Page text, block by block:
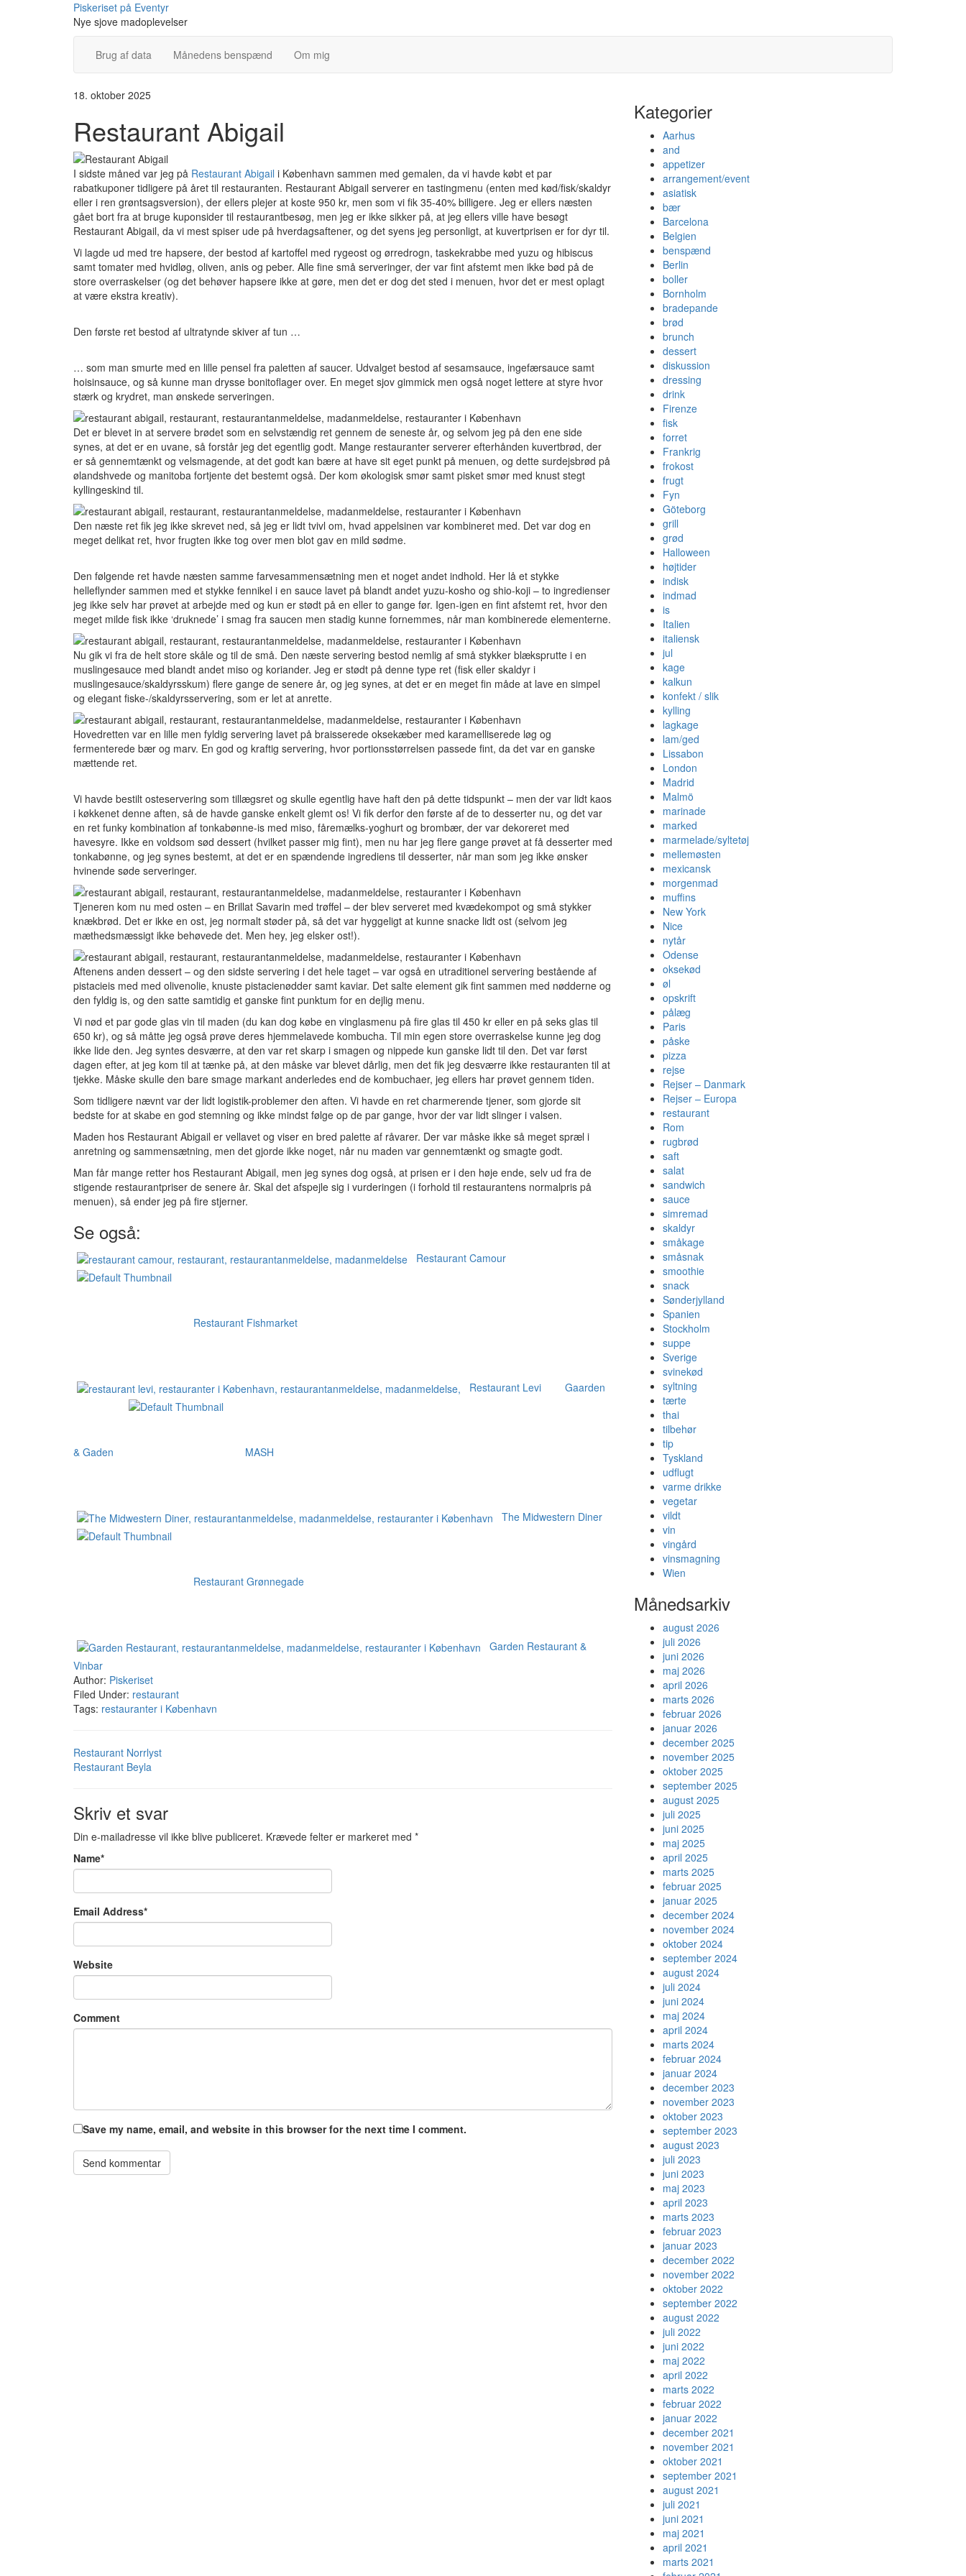
Piskeriset på Eventyr
Nye sjove madoplevelser
Brug af data Månedens benspænd Om mig
18. oktober 2025
Restaurant Abigail
I sidste måned var jeg på Restaurant Abigail i København sammen med gemalen, da vi havde købt et par
rabatkuponer tidligere på året til restauranten. Restaurant Abigail serverer en tastingmenu (enten med kød/fisk/skaldyr
eller i ren grøntsagsversion), der ellers plejer at koste 950 kr, men som vi fik 35-40% billigere. Jeg er ellers næsten
gået bort fra at bruge kuponsider til restaurantbesøg, men jeg er ikke sikker på, at jeg ellers ville have besøgt
Restaurant Abigail, da vi mest spiser ude på hverdagsaftener, og det syens jeg personligt, at kuvertprisen er for dyr til.
Vi lagde ud med tre hapsere, der bestod af kartoffel med rygeost og ørredrogn, taskekrabbe med yuzu og hibiscus
samt tomater med hvidløg, oliven, anis og peber. Alle fine små serveringer, der var fint afstemt men ikke bød på de
store overraskelser (og det behøver hapsere ikke at gøre, men det er dog det sted i menuen, hvor det er mest oplagt
at være ekstra kreativ).
Den første ret bestod af ultratynde skiver af tun …
… som man smurte med en lille pensel fra paletten af saucer. Udvalget bestod af sesamsauce, ingefærsauce samt
hoisinsauce, og så kunne man drysse bonitoflager over. En meget sjov gimmick men også noget lettere at styre hvor
stærk og krydret, man ønskede serveringen.
Det er blevet in at servere brødet som en selvstændig ret gennem de seneste år, og selvom jeg på den ene side
synes, at det er en uvane, så forstår jeg det egentlig godt. Mange restauranter serverer efterhånden kuvertbrød, der
er så gennemtænkt og velsmagende, at det godt kan bære at have sit eget punkt på menuen, og dette surdejsbrød på
ølandshvede og manitoba fortjente det bestemt også. Der kom økologisk smør samt pisket smør med knust stegt
kyllingeskind til.
Den næste ret fik jeg ikke skrevet ned, så jeg er lidt tvivl om, hvad appelsinen var kombineret med. Det var dog en
meget delikat ret, hvor frugten ikke tog over men blot gav en mild sødme.
Den følgende ret havde næsten samme farvesammensætning men et noget andet indhold. Her lå et stykke
helleflynder sammen med et stykke fennikel i en sauce lavet på blandt andet yuzu-kosho og shio-koji – to ingredienser
jeg ikke selv har prøvet at arbejde med og kun er stødt på en eller to gange før. Igen-igen en fint afstemt ret, hvor den
meget milde fisk ikke ‘druknede’ i smag fra saucen men stadig kunne fornemmes, når man kombinerede elementerne.
Nu gik vi fra de helt store skåle og til de små. Den næste servering bestod nemlig af små stykker blæksprutte i en
muslingesauce med blandt andet miso og koriander. Jeg er stødt på denne type ret (fisk eller skaldyr i
muslingesauce/skaldyrsskum) flere gange de senere år, og jeg synes, at det er en meget fin måde at lave en simpel
og elegant fiske-/skaldyrsservering, som er let at anrette.
Hovedretten var en lille men fyldig servering lavet på braisserede oksekæber med karamelliserede løg og
fermenterede bær og marv. En god og kraftig servering, hvor portionsstørrelsen passede fint, da det var en ganske
mættende ret.
Vi havde bestilt osteservering som tillægsret og skulle egentlig have haft den på dette tidspunkt – men der var lidt kaos
i køkkenet denne aften, så de havde ganske enkelt glemt os! Vi fik derfor den første af de to desserter nu, og det var
en ret funky kombination af tonkabønne-is med miso, fåremælks-yoghurt og brombær, der var dekoreret med
havesyre. Ikke en voldsom sød dessert (hvilket passer mig fint), men nu har jeg flere gange prøvet at få desserter med
tonkabønne, og jeg synes bestemt, at det er en spændende ingrediens til desserter, når man som jeg ikke ønsker
hvinende søde serveringer.
Tjeneren kom nu med osten – en Brillat Savarin med trøffel – der blev serveret med kvædekompot og små stykker
knækbrød. Det er ikke en ost, jeg normalt støder på, så det var hyggeligt at kunne snacke lidt ost (selvom jeg
mæthedsmæssigt ikke behøvede det. Men hey, jeg elsker ost!).
Aftenens anden dessert – og den sidste servering i det hele taget – var også en utraditionel servering bestående af
pistacieis med med olivenolie, knuste pistacienødder samt kaviar. Det salte element gik fint sammen med nødderne og
den fyldig is, og den satte samtidig et ganske fint punktum for en dejlig menu.
Vi nød et par gode glas vin til maden (du kan dog købe en vinglasmenu på fire glas til 450 kr eller en på seks glas til
650 kr), og så måtte jeg også prøve deres hjemmelavede kombucha. Til min egen store overraskelse kunne jeg dog
ikke lide den. Jeg syntes desværre, at den var ret skarp i smagen og nippede kun ganske lidt til den. Det var først
dagen efter, at jeg kom til at tænke på, at den måske var blevet dårlig, men det fik jeg desværre ikke restauranten til at
tjekke. Måske skulle den bare smage markant anderledes end de kombuchaer, jeg ellers har prøvet gennem tiden.
Som tidligere nævnt var der lidt logistik-problemer den aften. Vi havde en ret charmerende tjener, som gjorde sit
bedste for at skabe en god stemning og ikke mindst følge op de par gange, hvor der var lidt slinger i valsen.
Maden hos Restaurant Abigail er vellavet og viser en bred palette af råvarer. Der var måske ikke så meget spræl i
anretning og sammensætning, men det gjorde ikke noget, når nu maden var gennemtænkt og smagte godt.
Man får mange retter hos Restaurant Abigail, men jeg synes dog også, at prisen er i den høje ende, selv ud fra de
stigende restaurantpriser de senere år. Skal det afspejle sig i vurderingen (i forhold til restaurantens normalpris på
menuen), så ender jeg på fire stjerner.
Se også:
Restaurant Camour
Restaurant Fishmarket
Restaurant Levi Gaarden
& Gaden MASH
The Midwestern Diner
Restaurant Grønnegade
Garden Restaurant &
Vinbar
Author: Piskeriset
Filed Under: restaurant
Tags: restauranter i København
Restaurant Norrlyst
Restaurant Beyla
Skriv et svar
Din e-mailadresse vil ikke blive publiceret. Krævede felter er markeret med *
Name*
Email Address*
Website
Comment
Save my name, email, and website in this browser for the next time I comment.
Kategorier
Aarhus
and
appetizer
arrangement/event
asiatisk
bær
Barcelona
Belgien
benspænd
Berlin
boller
Bornholm
bradepande
brød
brunch
dessert
diskussion
dressing
drink
Firenze
fisk
forret
Frankrig
frokost
frugt
Fyn
Göteborg
grill
grød
Halloween
højtider
indisk
indmad
is
Italien
italiensk
jul
kage
kalkun
konfekt / slik
kylling
lagkage
lam/ged
Lissabon
London
Madrid
Malmö
marinade
marked
marmelade/syltetøj
mellemøsten
mexicansk
morgenmad
muffins
New York
Nice
nytår
Odense
oksekød
øl
opskrift
pålæg
Paris
påske
pizza
rejse
Rejser – Danmark
Rejser – Europa
restaurant
Rom
rugbrød
saft
salat
sandwich
sauce
simremad
skaldyr
småkage
småsnak
smoothie
snack
Sønderjylland
Spanien
Stockholm
suppe
Sverige
svinekød
syltning
tærte
thai
tilbehør
tip
Tyskland
udflugt
varme drikke
vegetar
vildt
vin
vingård
vinsmagning
Wien
Månedsarkiv
august 2026
juli 2026
juni 2026
maj 2026
april 2026
marts 2026
februar 2026
januar 2026
december 2025
november 2025
oktober 2025
september 2025
august 2025
juli 2025
juni 2025
maj 2025
april 2025
marts 2025
februar 2025
januar 2025
december 2024
november 2024
oktober 2024
september 2024
august 2024
juli 2024
juni 2024
maj 2024
april 2024
marts 2024
februar 2024
januar 2024
december 2023
november 2023
oktober 2023
september 2023
august 2023
juli 2023
juni 2023
maj 2023
april 2023
marts 2023
februar 2023
januar 2023
december 2022
november 2022
oktober 2022
september 2022
august 2022
juli 2022
juni 2022
maj 2022
april 2022
marts 2022
februar 2022
januar 2022
december 2021
november 2021
oktober 2021
september 2021
august 2021
juli 2021
juni 2021
maj 2021
april 2021
marts 2021